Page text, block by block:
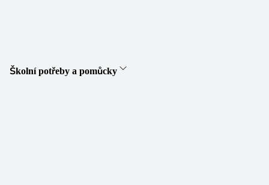
Školní potřeby a pomůcky